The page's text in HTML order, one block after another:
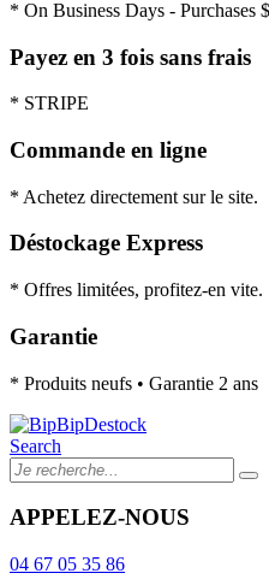
* On Business Days - Purchases
Payez en 3 fois sans frais
* STRIPE
Commande en ligne
* Achetez directement sur le site.
Déstockage Express
* Offres limitées, profitez-en vite.
Garantie
* Produits neufs • Garantie 2 ans
Search
APPELEZ-NOUS
04 67 05 35 86